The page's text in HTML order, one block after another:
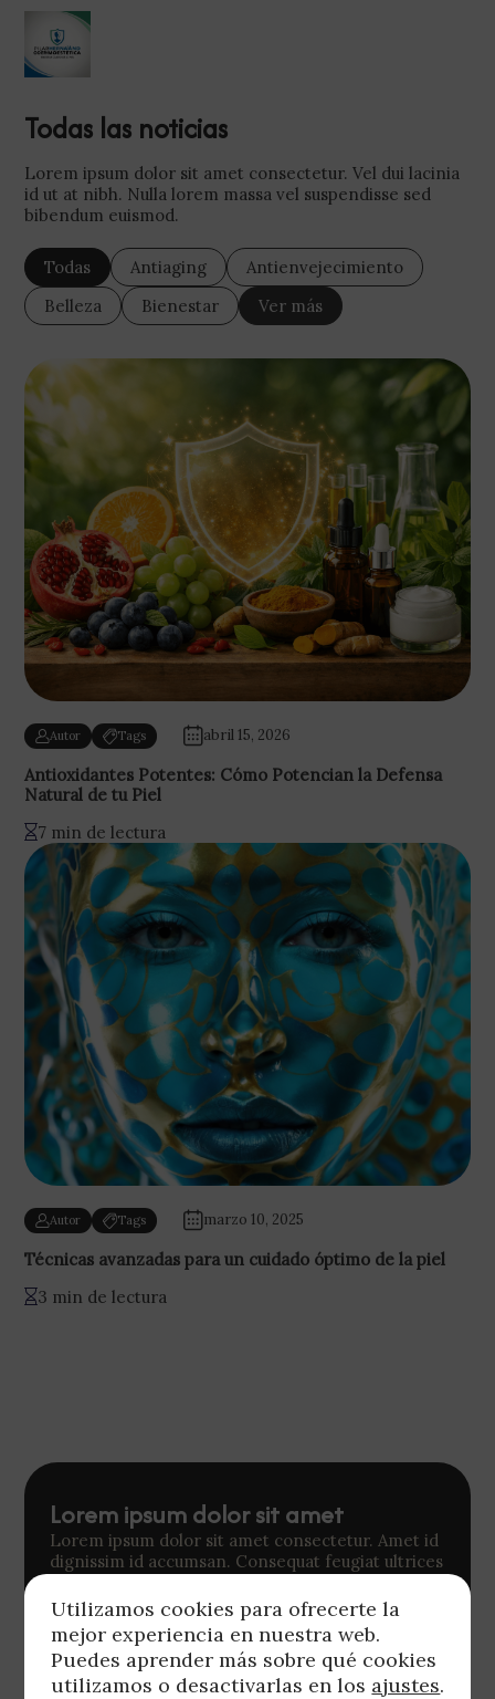
Todas las noticias
Lorem ipsum dolor sit amet consectetur. Vel dui lacinia
id ut at nibh. Nulla lorem massa vel suspendisse sed
bibendum euismod.
Todas Antiaging
Antienvejecimiento
Belleza
Bienestar Ver más
Autor Tags abril 15, 2026
Antioxidantes Potentes: Cómo Potencian la Defensa
Natural de tu Piel
7 min de lectura
Autor Tags marzo 10, 2025
Técnicas avanzadas para un cuidado óptimo de la piel
3 min de lectura
Lorem ipsum dolor sit amet
Lorem ipsum dolor sit amet consectetur. Amet id
dignissim id accumsan. Consequat feugiat ultrices
commodo. Quis tincidunt non quis sodales. Quis
sed velit id arcu aenean.
Lorem ipsum
Utilizamos cookies para ofrecerte la
mejor experiencia en nuestra web.
Puedes aprender más sobre qué cookies
utilizamos o desactivarlas en los ajustes.